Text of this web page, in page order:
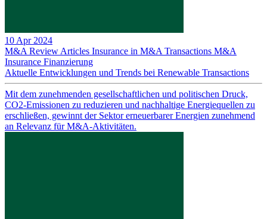
10 Apr 2024
M&A Review Articles Insurance in M&A Transactions M&A
Insurance Finanzierung
Aktuelle Entwicklungen und Trends bei Renewable Transactions
Mit dem zunehmenden gesellschaftlichen und politischen Druck,
CO2-Emissionen zu reduzieren und nachhaltige Energiequellen zu
erschließen, gewinnt der Sektor erneuerbarer Energien zunehmend
an Relevanz für M&A-Aktivitäten.